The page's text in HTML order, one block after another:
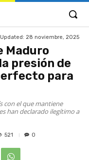
Updated: 28 noviembre, 2025
Maduro
presión de
para
con el que mantiene
han declarado ilegítimo a
521 0